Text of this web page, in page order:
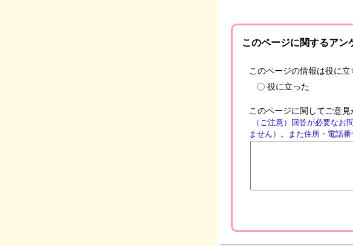
このページに関するアン
このページの情報は役に立
役に立った
このページに関してご意見
（ご注意）回答が必要なお
ません）。また住所・電話